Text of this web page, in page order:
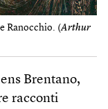
Ranocchio. (Arthur
Brentano,
racconti